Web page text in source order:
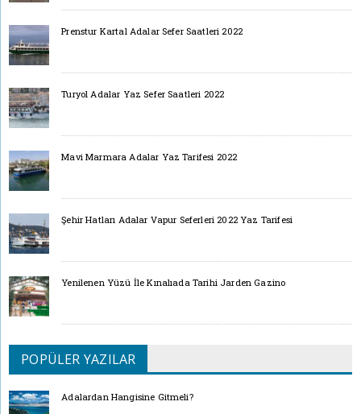
Prenstur Kartal Adalar Sefer Saatleri 2022
Turyol Adalar Yaz Sefer Saatleri 2022
Mavi Marmara Adalar Yaz Tarifesi 2022
Şehir Hatları Adalar Vapur Seferleri 2022 Yaz Tarifesi
Yenilenen Yüzü İle Kınalıada Tarihi Jarden Gazino
POPÜLER YAZILAR
Adalardan Hangisine Gitmeli?